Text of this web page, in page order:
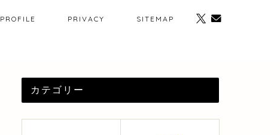
PROFILE PRIVACY SITEMAP
カテゴリー